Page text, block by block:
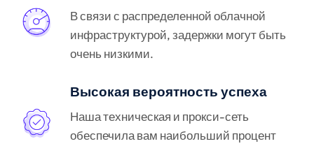
В связи с распределенной облачной
инфраструктурой, задержки могут быть
очень низкими.
Высокая вероятность успеха
Наша техническая и прокси-сеть
обеспечила вам наибольший процент